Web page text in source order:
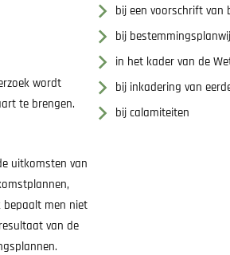
wordt
te brengen.
uitkomsten van
bepaalt men niet
van de
bij een voorschrift van
bij
in het kader van de
bij inkadering van
bij calamiteiten